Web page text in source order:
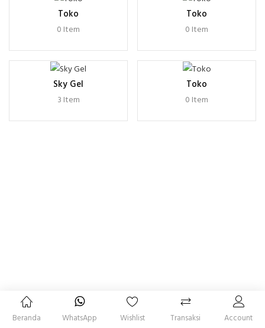
Beranda WhatsApp Wishlist Transaksi Account
Toko
0 Item
Toko
0 Item
Sky Gel
3 Item
Toko
0 Item